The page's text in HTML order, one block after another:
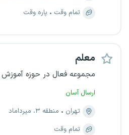
تمام وقت
پاره وقت
معلم
مجموعه فعال در حوزه آموزش
ارسال آسان
تهران
منطقه ۳، میرداماد
تمام وقت